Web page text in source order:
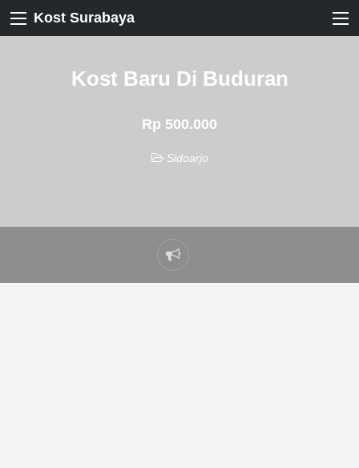
Kost Surabaya
Kost Baru Di Buduran
Rp 500.000
Sidoarjo
Laporkan
masalah